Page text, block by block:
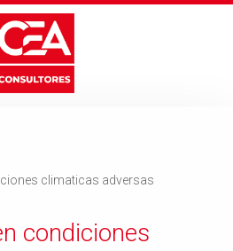
climaticas adversas
condiciones